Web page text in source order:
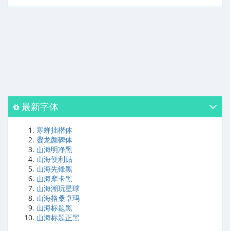
最新字体
寒蝉拙楷体
爨龙颜碑体
山海明净黑
山海便利贴
山海先锋黑
山海摩卡黑
山海潮玩星球
山海格桑卓玛
山海标题黑
山海标题正黑